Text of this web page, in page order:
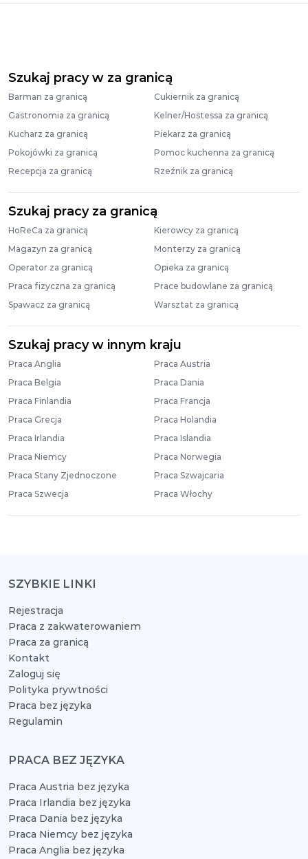
Szukaj pracy w za granicą
Barman za granicą
Cukiernik za granicą
Gastronomia za granicą
Kelner/Hostessa za granicą
Kucharz za granicą
Piekarz za granicą
Pokojówki za granicą
Pomoc kuchenna za granicą
Recepcja za granicą
Rzeźnik za granicą
Szukaj pracy za granicą
HoReCa za granicą
Kierowcy za granicą
Magazyn za granicą
Monterzy za granicą
Operator za granicą
Opieka za granicą
Praca fizyczna za granicą
Prace budowlane za granicą
Spawacz za granicą
Warsztat za granicą
Szukaj pracy w innym kraju
Praca Anglia
Praca Austria
Praca Belgia
Praca Dania
Praca Finlandia
Praca Francja
Praca Grecja
Praca Holandia
Praca Irlandia
Praca Islandia
Praca Niemcy
Praca Norwegia
Praca Stany Zjednoczone
Praca Szwajcaria
Praca Szwecja
Praca Włochy
SZYBKIE LINKI
Rejestracja
Praca z zakwaterowaniem
Praca za granicą
Kontakt
Zaloguj się
Polityka prywtności
Praca bez języka
Regulamin
PRACA BEZ JĘZYKA
Praca Austria bez języka
Praca Irlandia bez języka
Praca Dania bez języka
Praca Niemcy bez języka
Praca Anglia bez języka